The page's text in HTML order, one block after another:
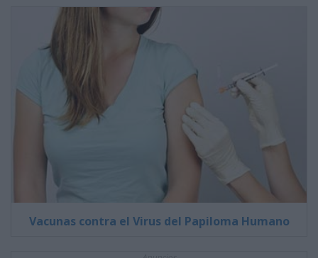
Vacunas contra el Virus del Papiloma Humano